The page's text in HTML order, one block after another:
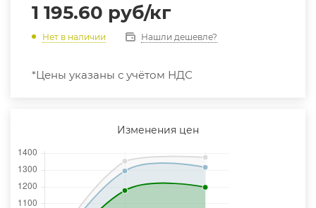
1 195.60 руб/кг
Нет в наличии Нашли дешевле?
*Цены указаны с учётом НДС
Изменения цен